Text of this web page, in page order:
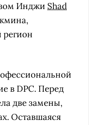
Инджи Shad
регион
в DPC. Перед
две замены,
Оставшаяся